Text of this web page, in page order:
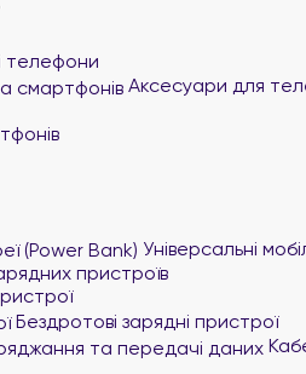
телефони
Аксесуари для
Універсальні
пристроїв
Бездротові зарядні пристрої